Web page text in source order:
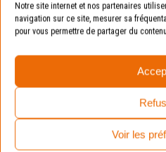
Notre site internet et nos partenaires
navigation sur ce site, mesurer sa
pour vous permettre de partager du
Voir les
Pointure de votre enfant :
Pointure conseillée : 20
adaptée aux pieds de